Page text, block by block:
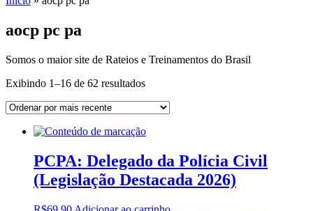
aocp pc pa
Somos o maior site de Rateios e Treinamentos do Brasil
Exibindo 1–16 de 62 resultadosSorted
latest
PCPA: Delegado da Polícia Civil
(Legislação Destacada 2026)